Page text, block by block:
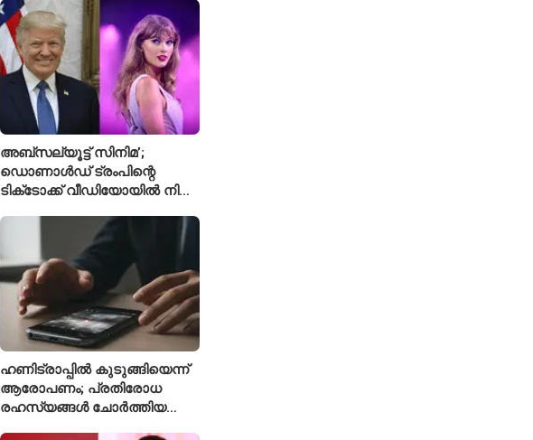
അബ്സല്യൂട്ട് സിനിമ’;
ഡൊണാൾഡ് ട്രംപിന്റെ
ടിക്‌ടോക്ക് വീഡിയോയിൽ നിന്ന്
ഹണിട്രാപ്പിൽ കുടുങ്ങിയെന്ന്
ആരോപണം; പ്രതിരോധ
രഹസ്യങ്ങൾ ചോർത്തിയ